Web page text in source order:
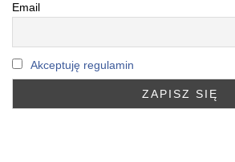
Email
Akceptuję regulamin